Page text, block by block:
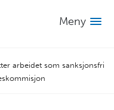
Meny
arbeidet som sanksjonsfri